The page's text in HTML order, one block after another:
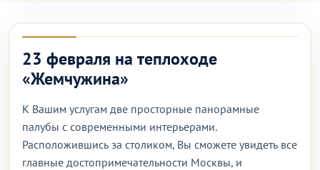
23 февраля на теплоходе
«Жемчужина»
К Вашим услугам две просторные панорамные
палубы с современными интерьерами.
Расположившись за столиком, Вы сможете увидеть все
главные достопримечательности Москвы, и